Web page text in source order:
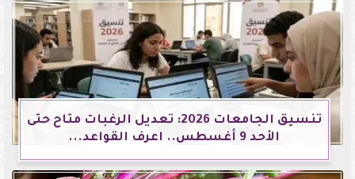
تنسيق الجامعات 2026: تعديل الرغبات متاح حتى
الأحد 9 أغسطس.. اعرف القواعد...